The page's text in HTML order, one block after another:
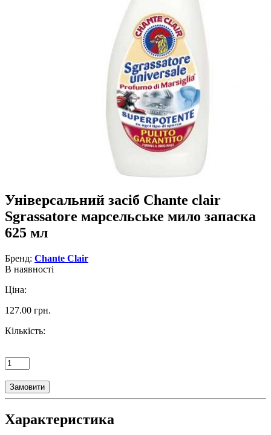
Універсальний засіб Chante clair
Sgrassatore марсельське мило запаска
625 мл
Бренд: Chante Clair
В наявності
Ціна:
127.00 грн.
Кількість:
Замовити
Характеристика